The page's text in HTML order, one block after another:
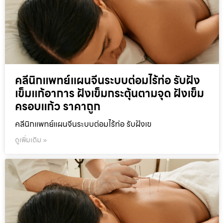
คลีนิกแพทย์แผนจีนระบบต่อมไร้ท่อ รับฝัง
เข็มแก้อาการ ฝังเข็มกระตุ้นตามจุด ฝังเข็ม
ครอบแก้ว ราคาถูก
คลีนิกแพทย์แผนจีนระบบต่อมไร้ท่อ รับฝังเข
ดูเพิ่มเติม »